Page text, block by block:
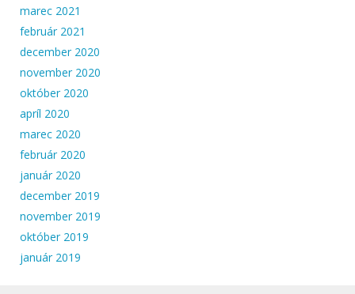
marec 2021
február 2021
december 2020
november 2020
október 2020
apríl 2020
marec 2020
február 2020
január 2020
december 2019
november 2019
október 2019
január 2019